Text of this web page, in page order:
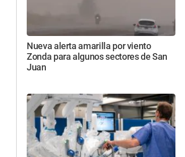
Nueva alerta amarilla por viento
Zonda para algunos sectores de San
Juan